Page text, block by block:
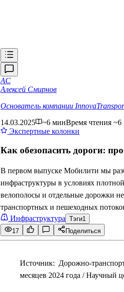
АС
Алексей Смирнов
Основатель компании
14.03.2025
~6 минВремя чтения
Экспертные колонки
Как обезопасить дороги:
В первом выпуске Мобилити мы
инфраструктуры в условиях
велополосы и отдельные дорожки
транспортных и пешеходных
Инфраструктура Тэги1
17
Поделиться
Источник: Дорожно-
месяцев 2024 года / Научный